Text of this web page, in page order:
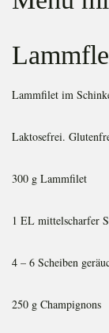
Lammfilet im
Laktosefrei.
300 g Lammfilet
1 EL mittelscharfer
4 – 6 Scheiben
250 g Champignons